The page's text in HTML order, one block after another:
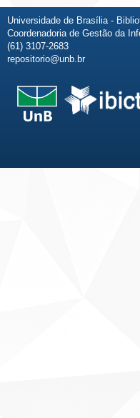
Universidade de Brasília -
Coordenadoria de Gestão da
(61) 3107-2683
repositorio@unb.br